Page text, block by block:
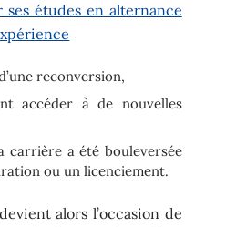
ses études en alternance
reconversion,
accéder à de nouvelles
carrière a été bouleversée
ou un licenciement.
alors l’occasion de